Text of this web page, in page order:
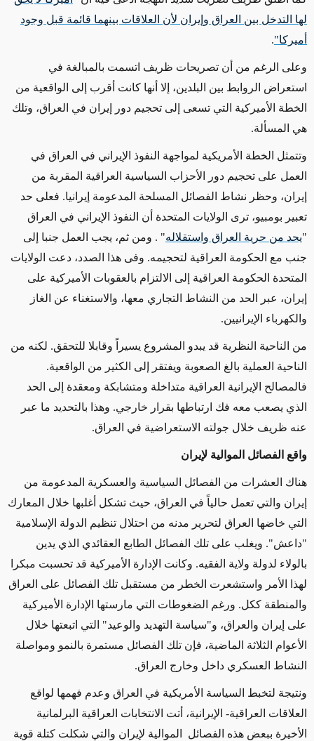
لها التدخل بين العراق وإيران لأن العلاقات بينهما قائمة قبل وجود
أميركا".
وعلى الرغم من أن تصريحات ظريف اتسمت بالمبالغة في
استعراض الروابط بين البلدين، إلا أنها كانت أقرب إلى الواقعية من
الخطة الأميركية التي تسعى إلى تحجيم دور إيران في العراق، وتلك
هي المسألة.
وتتمثل الخطة الأمريكية لمواجهة النفوذ الإيراني في العراق في
العمل على تحجيم دور الأحزاب السياسية العراقية المقربة من
إيران، وحظر نشاط الفصائل المسلحة المدعومة إيرانيا. فعلى حد
تعبير بومبيو، ترى الولايات المتحدة أن النفوذ الإيراني في العراق
"يحد من حرية العراق واستقلاله" . ومن ثم، يجب العمل جنبا إلى
جنب مع الحكومة العراقية لتحجيمه. وفى هذا الصدد، دعت الولايات
المتحدة الحكومة العراقية إلى الالتزام بالعقوبات الأميركية على
إيران، عبر الحد من النشاط التجاري معها، والاستغناء عن الغاز
والكهرباء الإيرانيين.
من الناحية النظرية قد يبدو المشروع يسيراً وقابلا للتحقق. لكنه من
الناحية العملية بالغ الصعوبة ويفتقر إلى الكثير من الواقعية.
فالمصالح الإيرانية العراقية متداخلة ومتشابكة ومعقدة إلى الحد
الذي يصعب معه فك ارتباطها بقرار خارجي. وهذا بالتحديد ما عبر
عنه ظريف خلال جولته الاستعراضية في العراق.
واقع الفصائل الموالية لإيران
هناك العشرات من الفصائل السياسية والعسكرية المدعومة من
إيران والتي تعمل حالياً في العراق، حيث تشكل أغلبها خلال المعارك
التي خاضها العراق لتحرير مدنه من احتلال تنظيم الدولة الإسلامية
"داعش". ويغلب على تلك الفصائل الطابع العقائدي الذي يدين
بالولاء لدولة ولاية الفقيه. وكانت الإدارة الأميركية قد تحسبت مبكرا
لهذا الأمر واستشعرت الخطر من مستقبل تلك الفصائل على العراق
والمنطقة ككل. ورغم الضغوطات التي مارستها الإدارة الأميركية
على إيران والعراق، و"سياسة التهديد والوعيد" التي اتبعتها خلال
الأعوام الثلاثة الماضية، فإن تلك الفصائل مستمرة بالنمو ومواصلة
النشاط العسكري داخل وخارج العراق.
ونتيجة لتخبط السياسة الأمريكية في العراق وعدم فهمها لواقع
العلاقات العراقية- الإيرانية، أتت الانتخابات العراقية البرلمانية
الأخيرة ببعض هذه الفصائل الموالية لإيران والتي شكلت كتلة قوية